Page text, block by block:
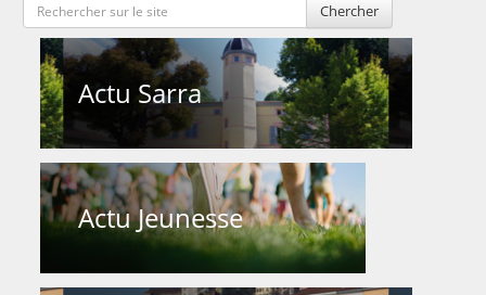
Chercher
Actu Sarra
Actu Jeunesse